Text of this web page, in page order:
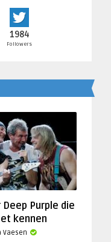
1984
Followers
Purple die
kennen
Vaesen